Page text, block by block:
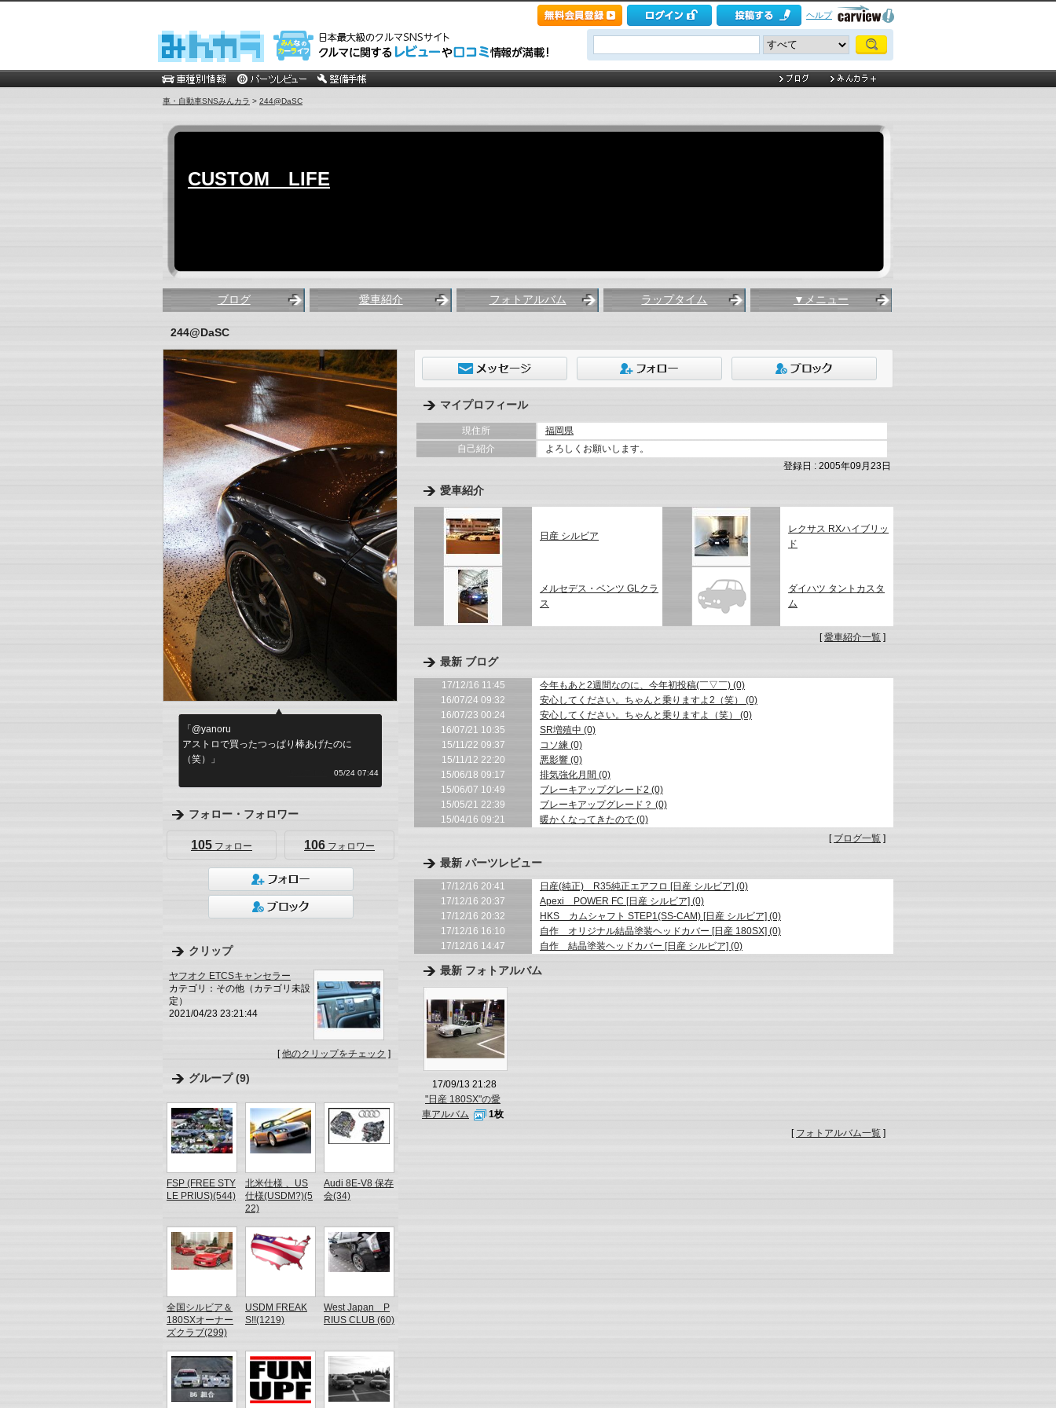
ヘルプ
車・自動車SNSみんカラ > 244@DaSC
CUSTOM LIFE
ブログ 愛車紹介 フォトアルバム ラップタイム ▼メニュー
244@DaSC
「@yanoru
アストロで買ったつっぱり棒あげたのに
（笑）」
05/24 07:44
フォロー・フォロワー
105 フォロー 106 フォロワー
クリップ
ヤフオク ETCSキャンセラー
カテゴリ：その他（カテゴリ未設
定）
2021/04/23 23:21:44
[他のクリップをチェック ]
グループ (9)
FSP (FREE STY
LE PRIUS)(544)
北米仕様 、US
仕様(USDM?)(5
22)
Audi 8E‐V8 保存
会(34)
全国シルビア＆
180SXオーナー
ズクラブ(299)
USDM FREAK
S!!(1219)
West Japan P
RIUS CLUB (60)
マイプロフィール
現住所
福岡県
自己紹介
よろしくお願いします。
登録日 : 2005年09月23日
愛車紹介
日産 シルビア
レクサス RXハイブリッ
ド
メルセデス・ベンツ GLクラ
ス
ダイハツ タントカスタ
ム
[愛車紹介一覧 ]
最新 ブログ
17/12/16 11:45
今年もあと2週間なのに、今年初投稿(￣▽￣) (0)
16/07/24 09:32
安心してください。ちゃんと乗りますよ2（笑） (0)
16/07/23 00:24
安心してください。ちゃんと乗りますよ（笑） (0)
16/07/21 10:35
SR増殖中 (0)
15/11/22 09:37
コソ練 (0)
15/11/12 22:20
悪影響 (0)
15/06/18 09:17
排気強化月間 (0)
15/06/07 10:49
ブレーキアップグレード2 (0)
15/05/21 22:39
ブレーキアップグレード？ (0)
15/04/16 09:21
暖かくなってきたので (0)
[ ブログ一覧 ]
最新 パーツレビュー
17/12/16 20:41
日産(純正) R35純正エアフロ [日産 シルビア] (0)
17/12/16 20:37
Apexi POWER FC [日産 シルビア] (0)
17/12/16 20:32
HKS カムシャフト STEP1(SS-CAM) [日産 シルビア] (0)
17/12/16 16:10
自作 オリジナル結晶塗装ヘッドカバー [日産 180SX] (0)
17/12/16 14:47
自作 結晶塗装ヘッドカバー [日産 シルビア] (0)
最新 フォトアルバム
17/09/13 21:28
"日産 180SX"の愛
車アルバム
1枚
[ フォトアルバム一覧 ]